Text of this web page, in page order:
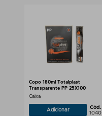
Copo 180ml Totalplast
Transparente PP 25X100
Caixa
Adicionar
Cód.
1040